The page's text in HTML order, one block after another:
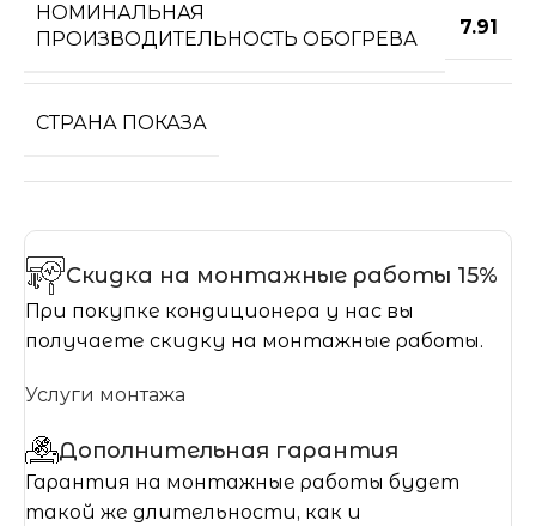
НОМИНАЛЬНАЯ
ПРОИЗВОДИТЕЛЬНОСТЬ ОБОГРЕВА
7.91
СТРАНА ПОКАЗА
Скидка на монтажные работы 15%
При покупке кондиционера у нас вы
получаете скидку на монтажные работы.
Услуги монтажа
Дополнительная гарантия
Гарантия на монтажные работы будет
такой же длительности, как и